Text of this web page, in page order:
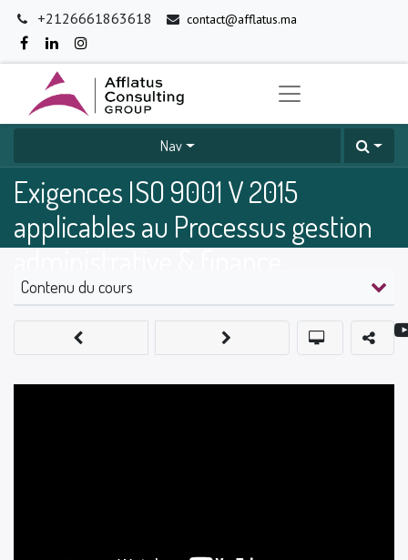
+2126661863618 contact@afflatus.ma
Nav
Exigences ISO 9001 V 2015
applicables au Processus gestion
Contenu du cours